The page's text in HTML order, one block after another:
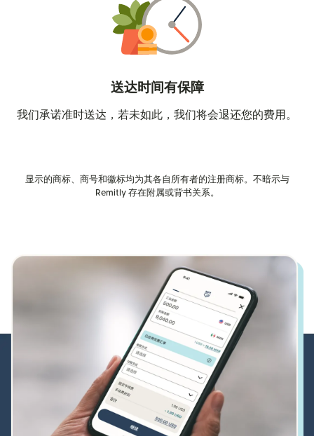
送达时间有保障
我们承诺准时送达，若未如此，我们将会退还您的费用。
显示的商标、商号和徽标均为其各自所有者的注册商标。不暗示与
Remitly 存在附属或背书关系。